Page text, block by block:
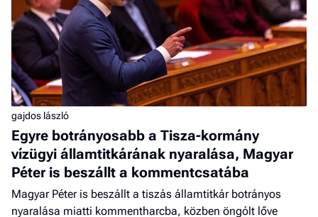
gajdos lászló
Egyre botrányosabb a Tisza-kormány
vízügyi államtitkárának nyaralása, Magyar
Péter is beszállt a kommentcsatába
Magyar Péter is beszállt a tiszás államtitkár botrányos
nyaralása miatti kommentharcba, közben öngólt lőve